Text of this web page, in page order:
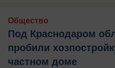
Общество
Под Краснодаром
пробили
частном доме